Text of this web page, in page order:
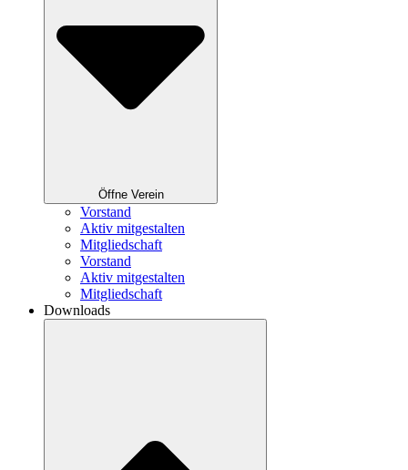
Öffne Verein
Vorstand
Aktiv mitgestalten
Mitgliedschaft
Vorstand
Aktiv mitgestalten
Mitgliedschaft
Downloads